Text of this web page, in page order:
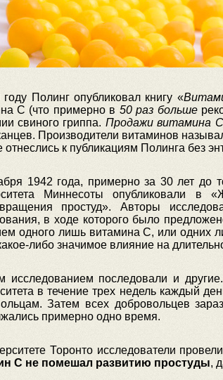
Полинг опубликовал книгу «
С (что примерно в 50 раз больше
свиного гриппа. Продажи витамина С
Производители витаминов
к публикациям Полинга без
1942 года, примерно за 30 лет до
Миннесоты опубликовали в
простуд». Авторы
в ходе которого было
одного лишь витамина С, или одних
либо значимое влияние на
исследованием последовали и
в течение трех недель каждый
Затем всех добровольцев
примерно одно время.
Торонто исследователи
С не помешал развитию простуды,